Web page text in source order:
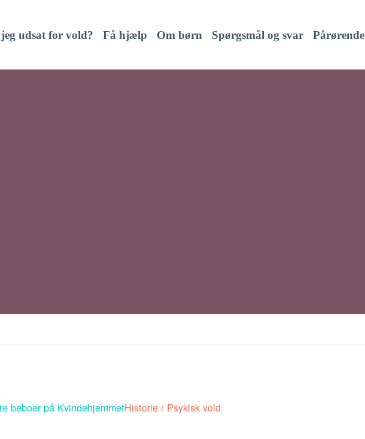
udsat for vold? Få hjælp Om børn Spørgsmål og svar Pårørende
beboer på KvindehjemmetHistorie / Psykisk vold